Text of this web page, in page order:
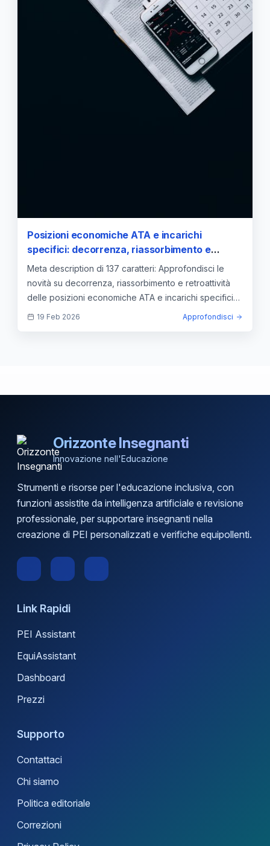
Posizioni economiche ATA e incarichi
specifici: decorrenza, riassorbimento e
retroattività — approfondimento e guida
Meta description di 137 caratteri: Approfondisci le
novità su decorrenza, riassorbimento e retroattività
delle posizioni economiche ATA e incarichi specifici
nel 2024. Keywords: posizioni economiche ATA,
19 Feb 2026 Approfondisci
Orizzonte Insegnanti
Innovazione nell'Educazione
Strumenti e risorse per l'educazione inclusiva, con
funzioni assistite da intelligenza artificiale e revisione
professionale, per supportare insegnanti nella
creazione di PEI personalizzati e verifiche equipollenti.
Link Rapidi
PEI Assistant
EquiAssistant
Dashboard
Prezzi
Supporto
Contattaci
Chi siamo
Politica editoriale
Correzioni